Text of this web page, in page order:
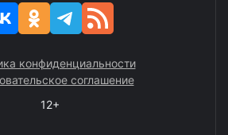
конфиденциальности
соглашение
12+